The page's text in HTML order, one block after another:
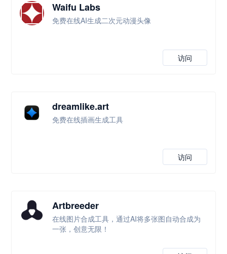
Waifu Labs
免费在线AI生成二次元动漫头像
访问
dreamlike.art
免费在线插画生成工具
访问
Artbreeder
在线图片合成工具，通过AI将多张图自动合成为
一张，创意无限！